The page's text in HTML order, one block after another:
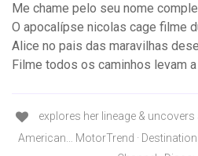
Me chame pelo seu nome
O apocalípse nicolas cage filme
Alice no pais das maravilhas
Filme todos os caminhos levam
explores her lineage &
American… MotorTrend ·